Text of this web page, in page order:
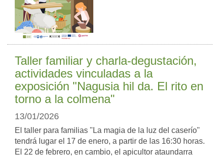
Taller familiar y charla-degustación,
actividades vinculadas a la
exposición "Nagusia hil da. El rito en
torno a la colmena"
13/01/2026
El taller para familias "La magia de la luz del caserío"
tendrá lugar el 17 de enero, a partir de las 16:30 horas.
El 22 de febrero, en cambio, el apicultor ataundarra